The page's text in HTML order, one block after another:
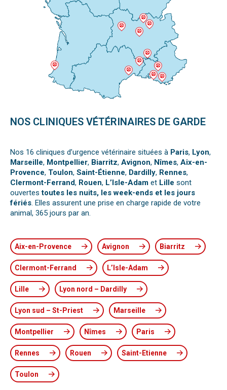
NOS CLINIQUES VÉTÉRINAIRES DE GARDE
Nos 16 cliniques d’urgence vétérinaire situées à Paris, Lyon,
Marseille, Montpellier, Biarritz, Avignon, Nîmes, Aix-en-
Provence, Toulon, Saint-Étienne, Dardilly, Rennes,
Clermont-Ferrand, Rouen, L’Isle-Adam et Lille sont
ouvertestoutes les nuits, les week-ends et les jours
fériés. Elles assurent une prise en charge rapide de votre
animal, 365 jours par an.
Aix-en-Provence Avignon Biarritz
Clermont-Ferrand L’Isle-Adam
Lille Lyon nord – Dardilly
Lyon sud – St-Priest Marseille
Montpellier Nîmes Paris
Rennes Rouen Saint-Etienne
Toulon